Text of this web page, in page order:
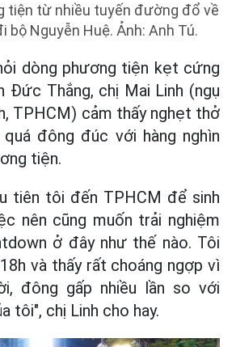
tiện từ nhiều tuyến đường đổ về
bộ Nguyễn Huệ. Ảnh: Anh Tú.
dòng phương tiện kẹt cứng
Đức Thắng, chị Mai Linh (ngụ
TPHCM) cảm thấy nghẹt thở
quá đông đúc với hàng nghìn
tiện.
tiên tôi đến TPHCM để sinh
nên cũng muốn trải nghiệm
ở đây như thế nào. Tôi
và thấy rất choáng ngợp vì
đông gấp nhiều lần so với
tôi", chị Linh cho hay.